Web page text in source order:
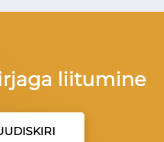
liitumine